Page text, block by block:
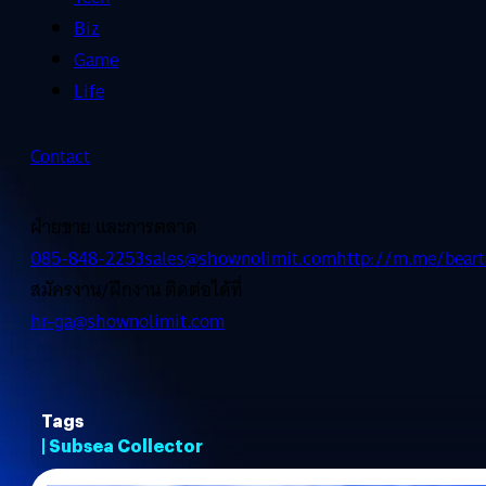
Biz
Game
Life
Contact
ฝ่ายขาย และการตลาด
085-848-2253sales@shownolimit.comhttp://m.me/
สมัครงาน/ฝึกงาน ติดต่อได้ที่
hr-ga@shownolimit.com
Tags
| Subsea Collector